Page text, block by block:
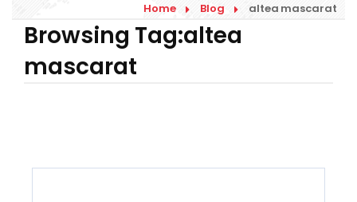
Blog
Links
Home Blog altea mascarat
Browsing Tag:altea
mascarat